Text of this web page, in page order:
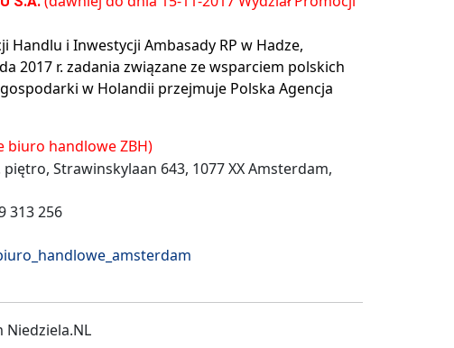
Handlu i Inwestycji Ambasady RP w Hadze,
2017 r. zadania związane ze wsparciem polskich
w Holandii przejmuje Polska Agencja
biuro handlowe ZBH)
Strawinskylaan 643, 1077 XX Amsterdam,
313 256